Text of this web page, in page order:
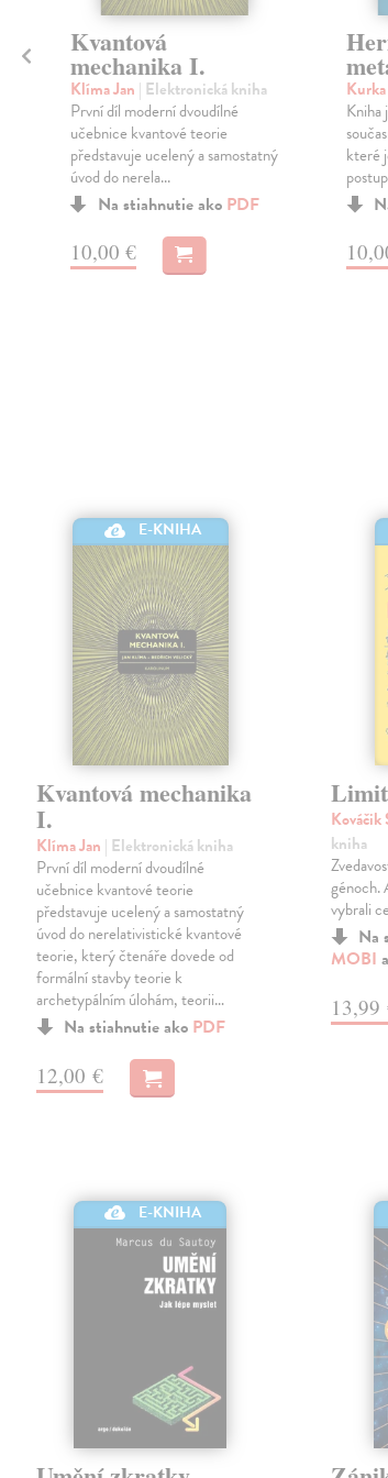
Kvantová
mechanika I.
Klíma Jan | Elektronická kniha
První díl moderní dvoudílné
učebnice kvantové teorie
představuje ucelený a samostatný
úvod do nerela...
Na stiahnutie ako PDF
10,00 €
Kniha
které
E-KNIHA
Kvantová mechanika
I.
Klíma Jan | Elektronická kniha
První díl moderní dvoudílné
učebnice kvantové teorie
představuje ucelený a samostatný
úvod do nerelativistické kvantové
teorie, který čtenáře dovede od
formální stavby teorie k
archetypálním úlohám, teorii…
Na stiahnutie ako PDF
12,00 €
Kováčik
kniha
génoch.
vybrali
Na
MOBI a
13,99
E-KNIHA